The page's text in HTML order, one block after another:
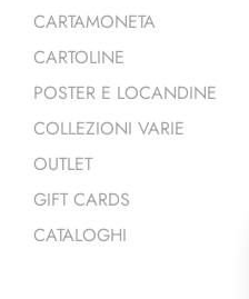
CARTAMONETA
CARTOLINE
POSTER E LOCANDINE
COLLEZIONI VARIE
OUTLET
GIFT CARDS
CATALOGHI